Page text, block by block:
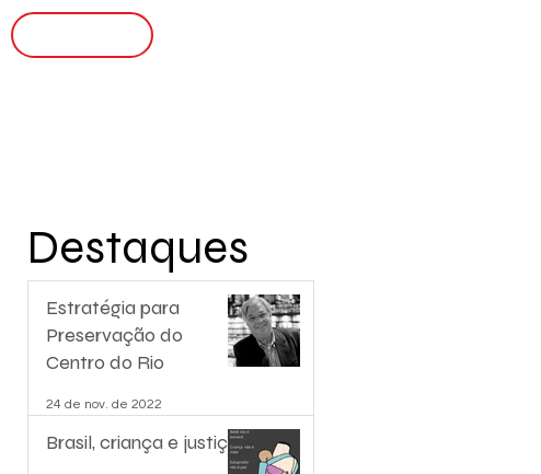
Estratégia para
Preservação do
Centro do Rio
24 de nov. de 2022
Brasil, criança e justiça.
Destaques